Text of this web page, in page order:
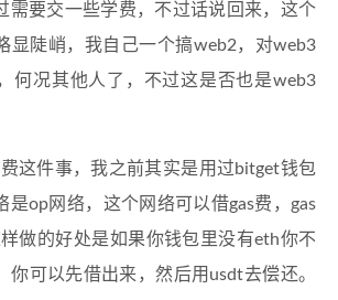
需要交一些学费，不过话说回来，这个
显陡峭，我自己一个搞web2，对web3
何况其他人了，不过这是否也是web3
这件事，我之前其实是用过bitget钱包
是op网络，这个网络可以借gas费，gas
做的好处是如果你钱包里没有eth你不
你可以先借出来，然后用usdt去偿还。